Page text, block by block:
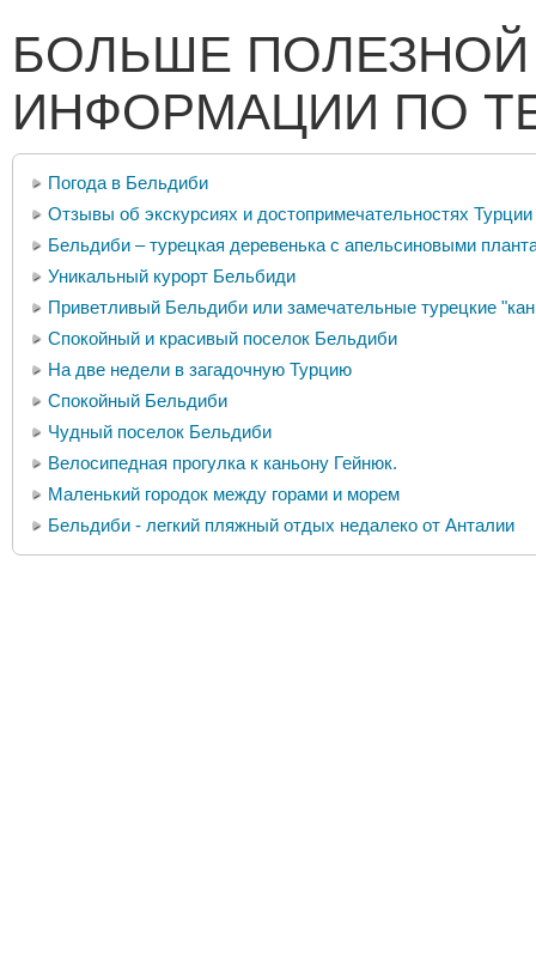
БОЛЬШЕ ПОЛЕЗНОЙ
ИНФОРМАЦИИ ПО
Погода в Бельдиби
Отзывы об экскурсиях и достопримечательностях Турции
Бельдиби – турецкая деревенька с апельсиновыми
Уникальный курорт Бельбиди
Приветливый Бельдиби или замечательные турецкие
Спокойный и красивый поселок Бельдиби
На две недели в загадочную Турцию
Спокойный Бельдиби
Чудный поселок Бельдиби
Велосипедная прогулка к каньону Гейнюк.
Маленький городок между горами и морем
Бельдиби - легкий пляжный отдых недалеко от Анталии